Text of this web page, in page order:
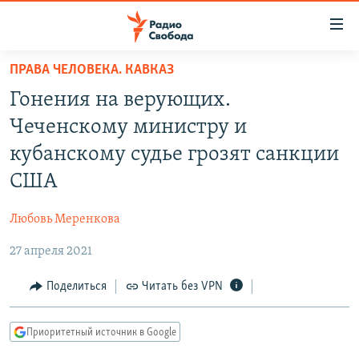
упрощенного
доступа
Вернуться
основному
содержанию
навигации
Вернутся
поиску
АВТОРСКИЕ ПРОЕКТЫ
ЦИТАТЫ СВОБОДЫ
КУЛЬТУРА
IDEL.РЕАЛИИ
КАВКАЗ.РЕАЛИИ
СИБИРЬ.РЕАЛИИ
ПРАВА ЧЕЛОВЕКА. КАВКАЗ
Гонения на верующих.
Чеченскому министру и
кубанскому судье грозят санкции
США
Любовь Меренкова
27 апреля 2021
Поделиться Читать без VPN
Приоритетный источник в Google